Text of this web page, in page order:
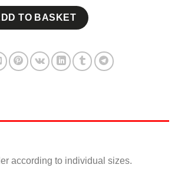
"LOFT MA-14" quantity
TO BASKET
according to individual sizes.